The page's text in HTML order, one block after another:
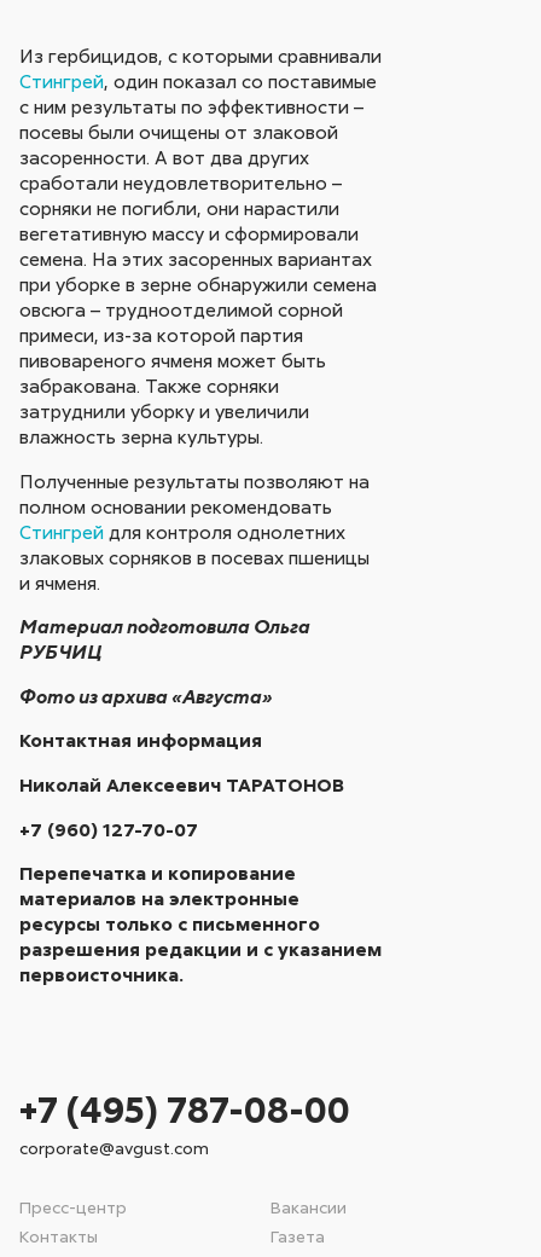
Из гербицидов, с которыми сравнивали
Стингрей, один показал со поставимые
с ним результаты по эффективности –
посевы были очищены от злаковой
засоренности. А вот два других
сработали неудовлетворительно –
сорняки не погибли, они нарастили
вегетативную массу и сформировали
семена. На этих засоренных вариантах
при уборке в зерне обнаружили семена
овсюга – трудноотделимой сорной
примеси, из-за которой партия
пивовареного ячменя может быть
забракована. Также сорняки
затруднили уборку и увеличили
влажность зерна культуры.
Полученные результаты позволяют на
полном основании рекомендовать
Стингрей для контроля однолетних
злаковых сорняков в посевах пшеницы
и ячменя.
Материал подготовила Ольга
РУБЧИЦ
Фото из архива «Августа»
Контактная информация
Николай Алексеевич ТАРАТОНОВ
+7 (960) 127-70-07
Перепечатка и копирование
материалов на электронные
ресурсы только с письменного
разрешения редакции и с указанием
первоисточника.
Пресс-центр
Вакансии
Контакты
Газета
+7 (495) 787-08-00
corporate@avgust.com